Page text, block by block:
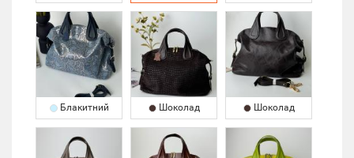
Блакитний Шоколад Шоколад